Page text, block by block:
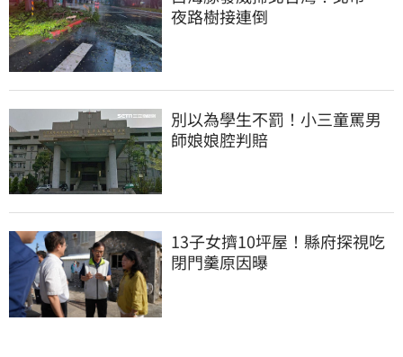
夜路樹接連倒
別以為學生不罰！小三童罵男
師娘娘腔判賠
13子女擠10坪屋！縣府探視吃
閉門羹原因曝